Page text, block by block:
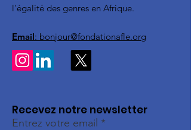
l'égalité des genres en Afrique.
Email: bonjour@fondationafle.org
Recevez notre newsletter
Entrez votre email